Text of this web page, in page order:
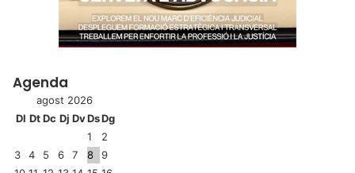
Agenda
agost 2026
Dl DtDc Dj DvDsDg
1
2
3
4 5 6 7 8
9